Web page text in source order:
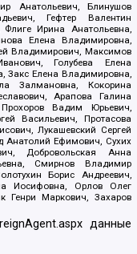
Анатольевич, Блинушов
Гефтер Валентин
Ирина Анатольевна,
Елена Владимировна,
Владимирович, Максимов
Голубева Елена
Закс Елена Владимировна,
Залмановна, Кокорина
Арапова Галина
Вадим Юрьевич,
Васильевич, Протасова
Лукашевский Сергей
Анатолий Ефимович, Сухих
Добровольская Анна
Смирнов Владимир
Борис Андреевич,
Иосифовна, Орлов Олег
Генри Маркович, Захаров
данные